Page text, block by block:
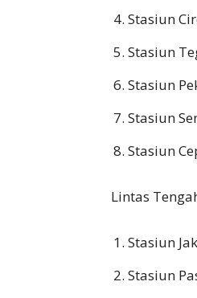
Stasiun
Stasiun
Stasiun
Stasiun
Stasiun
Lintas
Stasiun
Stasiun